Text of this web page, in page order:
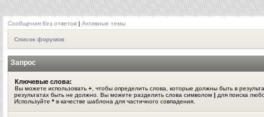
Сообщения без ответов | Активные темы
Список форумов
Запрос
Ключевые слова:
Вы можете использовать + , чтобы определить слова, которые должны быть в
результатах быть не должно. Вы можете разделить слова символом | для поиска
Используйте * в качестве шаблона для частичного совпадения.